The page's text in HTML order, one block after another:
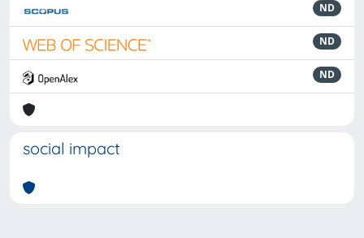
ND
ND
ND
social impact